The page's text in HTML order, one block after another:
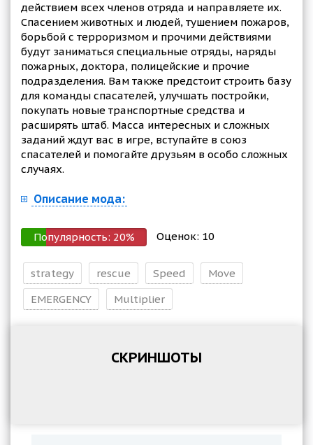
действием всех членов отряда и направляете их.
Спасением животных и людей, тушением пожаров,
борьбой с терроризмом и прочими действиями
будут заниматься специальные отряды, наряды
пожарных, доктора, полицейские и прочие
подразделения. Вам также предстоит строить базу
для команды спасателей, улучшать постройки,
покупать новые транспортные средства и
расширять штаб. Масса интересных и сложных
заданий ждут вас в игре, вступайте в союз
спасателей и помогайте друзьям в особо сложных
случаях.
Описание мода:
Популярность: 20% Оценок: 10
strategy rescue Speed
Move
EMERGENCY
Multiplier
СКРИНШОТЫ